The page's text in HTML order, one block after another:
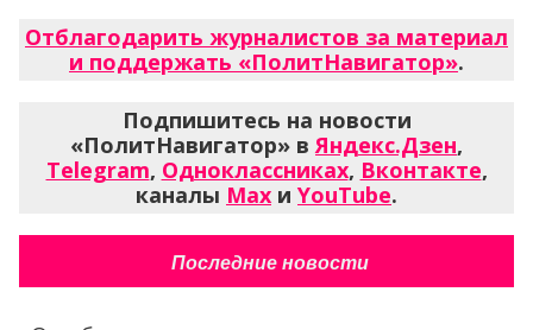
Отблагодарить журналистов за материал
и поддержать «ПолитНавигатор».
Подпишитесь на новости
«ПолитНавигатор» вЯндекс.Дзен,
Telegram, Одноклассниках, Вконтакте,
каналы Max и YouTube.
Последние новости